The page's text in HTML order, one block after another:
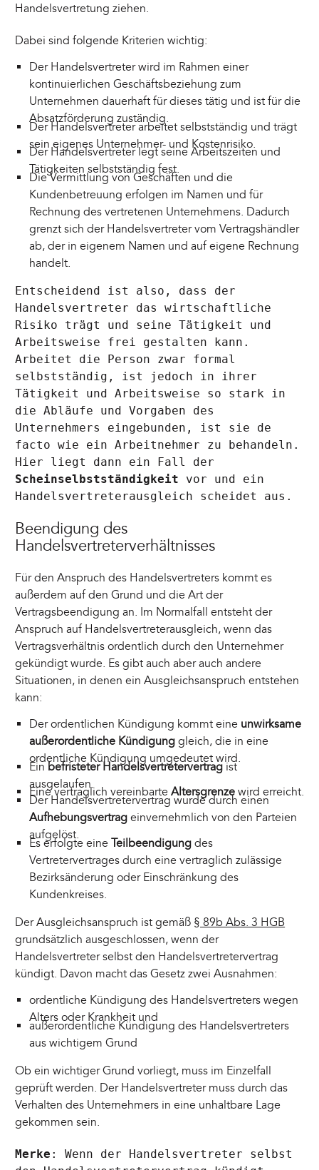
Handelsvertretung ziehen.
Dabei sind folgende Kriterien wichtig:
Der Handelsvertreter wird im Rahmen einer
kontinuierlichen Geschäftsbeziehung zum
Unternehmen dauerhaft für dieses tätig und ist für die
Absatzförderung zuständig.
Der Handelsvertreter arbeitet selbstständig und trägt
sein eigenes Unternehmer- und Kostenrisiko.
Der Handelsvertreter legt seine Arbeitszeiten und
Tätigkeiten selbstständig fest.
Die Vermittlung von Geschäften und die
Kundenbetreuung erfolgen im Namen und für
Rechnung des vertretenen Unternehmens. Dadurch
grenzt sich der Handelsvertreter vom Vertragshändler
ab, der in eigenem Namen und auf eigene Rechnung
handelt.
Entscheidend ist also, dass der
Handelsvertreter das wirtschaftliche
Risiko trägt und seine Tätigkeit und
Arbeitsweise frei gestalten kann.
Arbeitet die Person zwar formal
selbstständig, ist jedoch in ihrer
Tätigkeit und Arbeitsweise so stark in
die Abläufe und Vorgaben des
Unternehmers eingebunden, ist sie de
facto wie ein Arbeitnehmer zu behandeln.
Hier liegt dann ein Fall der
Scheinselbstständigkeit vor und ein
Handelsvertreterausgleich scheidet aus.
Beendigung des
Handelsvertreterverhältnisses
Für den Anspruch des Handelsvertreters kommt es
außerdem auf den Grund und die Art der
Vertragsbeendigung an. Im Normalfall entsteht der
Anspruch auf Handelsvertreterausgleich, wenn das
Vertragsverhältnis ordentlich durch den Unternehmer
gekündigt wurde. Es gibt auch aber auch andere
Situationen, in denen ein Ausgleichsanspruch entstehen
kann:
Der ordentlichen Kündigung kommt eine unwirksame
außerordentliche Kündigunggleich, die in eine
ordentliche Kündigung umgedeutet wird.
Einbefristeter Handelsvertretervertragist
ausgelaufen.
Eine vertraglich vereinbarte Altersgrenzewird erreicht.
Der Handelsvertretervertrag wurde durch einen
Aufhebungsvertrageinvernehmlich von den Parteien
aufgelöst.
Es erfolgte eine Teilbeendigungdes
Vertretervertrages durch eine vertraglich zulässige
Bezirksänderung oder Einschränkung des
Kundenkreises.
Der Ausgleichsanspruch ist gemäß § 89b Abs. 3 HGB
grundsätzlich ausgeschlossen, wenn der
Handelsvertreter selbst den Handelsvertretervertrag
kündigt. Davon macht das Gesetz zwei Ausnahmen:
ordentliche Kündigung des Handelsvertreters wegen
Alters oder Krankheit und
außerordentliche Kündigung des Handelsvertreters
aus wichtigem Grund
Ob ein wichtiger Grund vorliegt, muss im Einzelfall
geprüft werden. Der Handelsvertreter muss durch das
Verhalten des Unternehmers in eine unhaltbare Lage
gekommen sein.
Merke : Wenn der Handelsvertreter selbst